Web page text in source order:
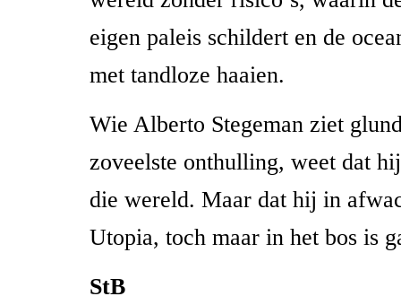
eigen paleis schildert en de
met tandloze haaien.
Wie Alberto Stegeman ziet
zoveelste onthulling, weet dat
die wereld. Maar dat hij in
Utopia, toch maar in het bos is
StB